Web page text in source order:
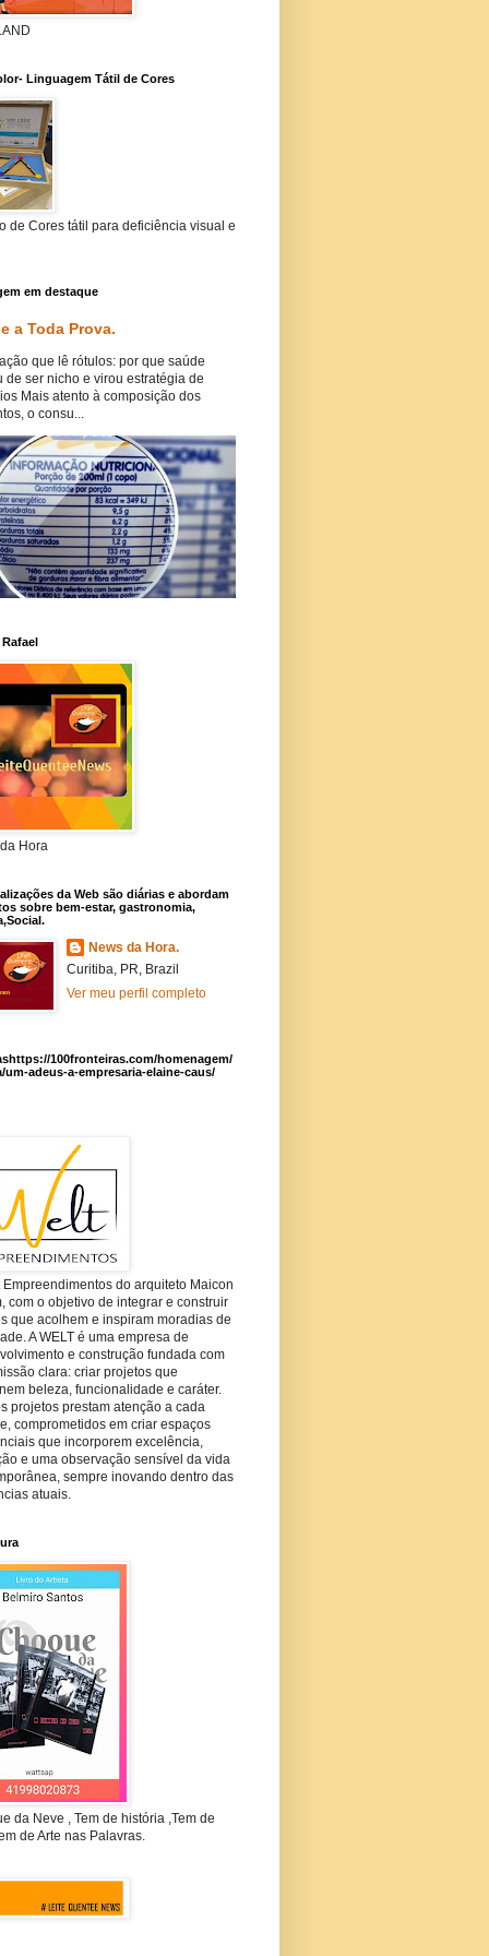
Linguagem Tátil de Cores
de Cores tátil para deficiência visual e
em destaque
a Toda Prova.
que lê rótulos: por que saúde
de ser nicho e virou estratégia de
Mais atento à composição dos
o consu...
Hora
da Web são diárias e abordam
sobre bem-estar, gastronomia,
News da Hora.
Curitiba, PR, Brazil
Ver meu perfil completo
100fronteiras.com/homenagem/
um-adeus-a-empresaria-elaine-caus/
Empreendimentos do arquiteto Maicon
com o objetivo de integrar e construir
que acolhem e inspiram moradias de
A WELT é uma empresa de
e construção fundada com
clara: criar projetos que
beleza, funcionalidade e caráter.
projetos prestam atenção a cada
comprometidos em criar espaços
que incorporem excelência,
e uma observação sensível da vida
sempre inovando dentro das
atuais.
da Neve , Tem de história ,Tem de
de Arte nas Palavras.